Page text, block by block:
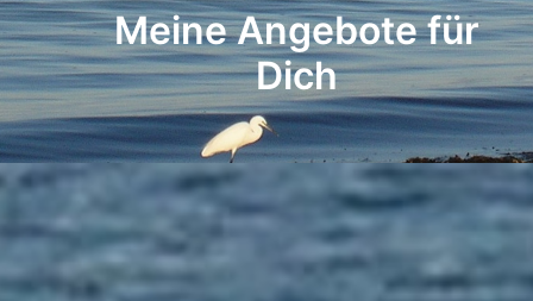
Meine Angebote für
Dich